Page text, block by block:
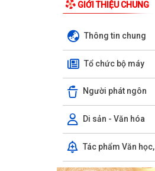
GIỚI THIỆU CHUNG
Thông tin chung
Tổ chức bộ máy
Người phát ngôn
Di sản - Văn hóa
Tác phẩm Văn
hiện Dự án: Mở rộng
(đoạn...
Quyết định Về việc thu
(đoạn...
Quyết định Về việc thu
hiện Dự án: Mở rộng
(đoạn...
Quyết định Về việc thu
hiện Dự án: Mở rộng
(đoạn...